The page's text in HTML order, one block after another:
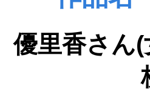
里香さん(